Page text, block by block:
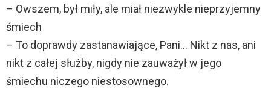
– Owszem, był miły, ale miał niezwykle nieprzyjemny
śmiech
– To doprawdy zastanawiające, Pani… Nikt z nas, ani
nikt z całej służby, nigdy nie zauważył w jego
śmiechu niczego niestosownego.